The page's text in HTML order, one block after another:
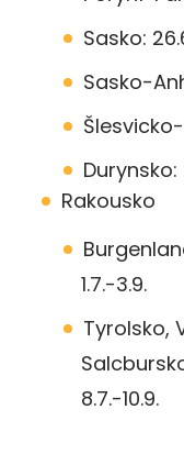
Sasko:
Sasko-
Durynsko:
Rakousko
1.7.-3.9.
Tyrolsko,
8.7.-10.9.